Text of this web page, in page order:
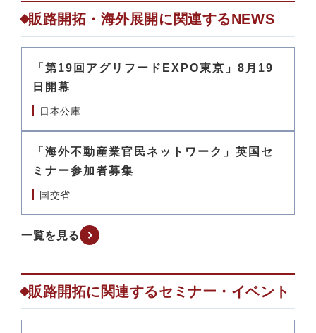
販路開拓・海外展開に関連するNEWS
「第19回アグリフードEXPO東京」8月19
日開幕
日本公庫
「海外不動産業官民ネットワーク」英国セ
ミナー参加者募集
国交省
一覧を見る
販路開拓に関連するセミナー・イベント